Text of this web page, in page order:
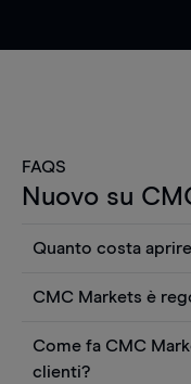
FAQS
Nuovo su
Quanto costa
Puoi anche
utilizzare strumenti
o rapporti
CMC Markets è
regolamentato
Come fa CMC
clienti?